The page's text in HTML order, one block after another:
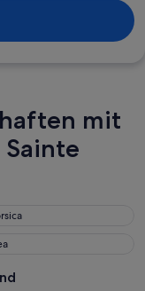
mit
Sainte